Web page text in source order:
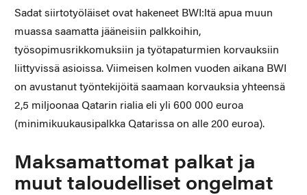
Sadat siirtotyöläiset ovat hakeneet BWI:ltä apua muun
muassa saamatta jääneisiin palkkoihin,
työsopimusrikkomuksiin ja työtapaturmien korvauksiin
liittyvissä asioissa. Viimeisen kolmen vuoden aikana BWI
on avustanut työntekijöitä saamaan korvauksia yhteensä
2,5 miljoonaa Qatarin rialia eli yli 600 000 euroa
(minimikuukausipalkka Qatarissa on alle 200 euroa).
Maksamattomat palkat ja
muut taloudelliset ongelmat